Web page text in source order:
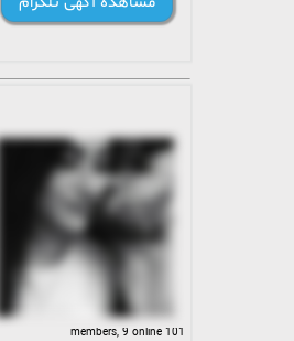
🕉جاتون 👈❤️👉
@niyze
101 members, 9 online